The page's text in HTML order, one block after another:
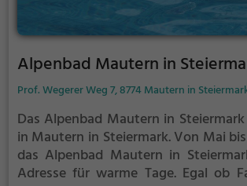
Alpenbad Mautern in
Prof. Wegerer Weg 7, 8774 Mautern in
Das Alpenbad Mautern in
in Mautern in Steiermark.Von Mai
das Alpenbad Mautern in
Adresse für warme Tage. Egal ob